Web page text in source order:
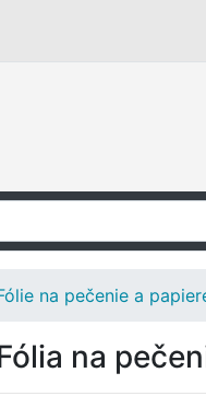
na pečenie a
na